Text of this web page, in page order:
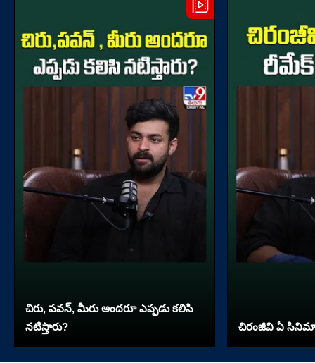
చిరు, పవన్, మీరు అందరూ ఎప్పడు కలిసి
నటిస్తారు?
చిరంజీవి ఏ సినిమా